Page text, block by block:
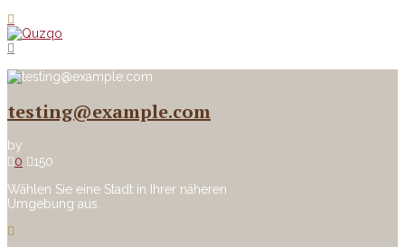
testing@example.com
by
0
150
Wählen Sie eine Stadt in Ihrer näheren
Umgebung aus.